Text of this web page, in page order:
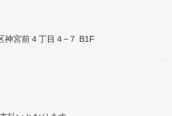
神宮前４丁目４−７ B1F